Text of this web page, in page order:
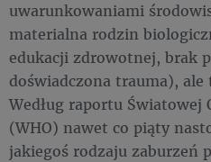
uwarunkowaniami
materialna rodzin
edukacji zdrowotnej, brak
doświadczona trauma),
Według raportu Światowej
(WHO) nawet co piąty
jakiegoś rodzaju zaburzeń